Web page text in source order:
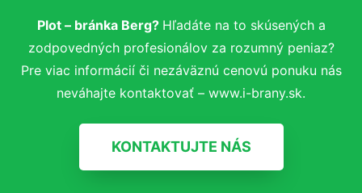
Plot – bránka Berg? Hľadáte na to skúsených a
zodpovedných profesionálov za rozumný peniaz?
Pre viac informácií či nezáväznú cenovú ponuku nás
neváhajte kontaktovať – www.i-brany.sk.
KONTAKTUJTE NÁS